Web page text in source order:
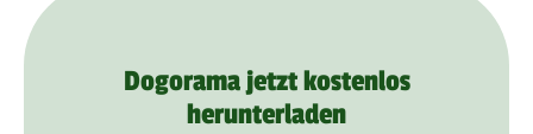
Dogorama jetzt kostenlos
herunterladen